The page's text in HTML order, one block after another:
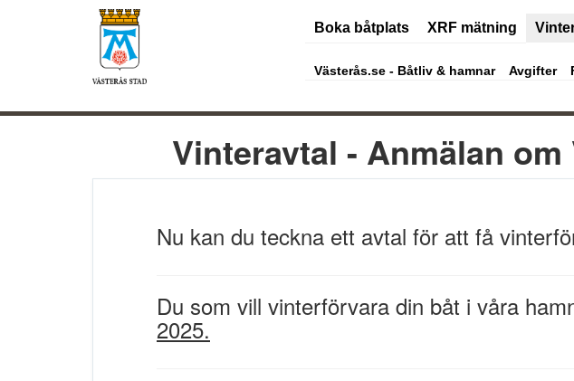
Boka båtplats XRF mätning
Västerås.se - Båtliv & hamnar Avgifter
Vinteravtal - Anmälan
Nu kan du teckna ett avtal för att få
Du som vill vinterförvara din båt i våra
2025.